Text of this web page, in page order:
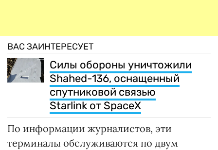
ВАС ЗАИНТЕРЕСУЕТ
Силы обороны уничтожили
Shahed-136, оснащенный
спутниковой связью
Starlink от SpaceX
По информации журналистов, эти
терминалы обслуживаются по двум